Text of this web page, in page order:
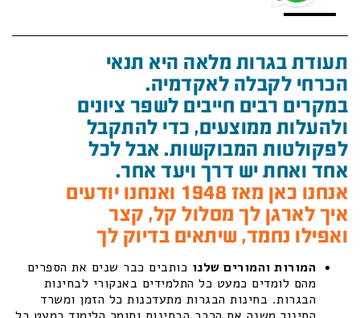
תעודת בגרות מלאה היא תנאי
הכרחי לקבלה לאקדמיה.
במקרים רבים חייבים לשפר ציונים
ולהעלות ממוצעים, כדי להתקבל
לפקולטות המבוקשות. אבל לכל
אחד ואחת יש דרך ויעד אחר.
אנחנו כאן מאז 1948 ואנחנו יודעים
איך לארגן לך מסלול קל, קצר
ואפילו נחמד, שיתאים בדיוק לך
המורות והמורים שלנו כותבים כבר שנים את הספרים
מהם לומדים כמעט כל התלמידים באנקורי לבחינות
הבגרות. בחינות הבגרות מתעדכנות כל הזמן ומשרד